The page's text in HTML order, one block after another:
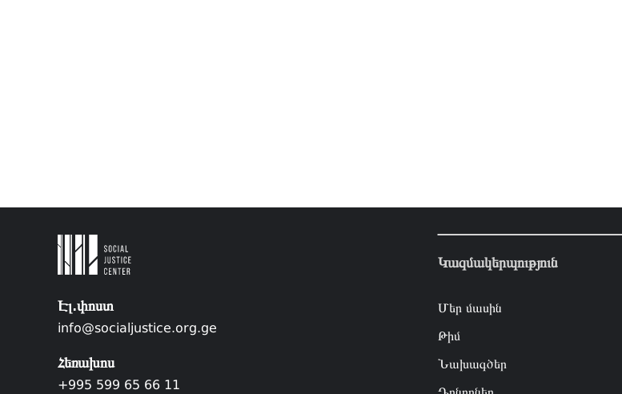
Էլ.փոստ
info@socialjustice.org.ge
Հեռախոս
+995 599 65 66 11
Կազմակերպություն
Մեր մասին
Թիմ
Նախագծեր